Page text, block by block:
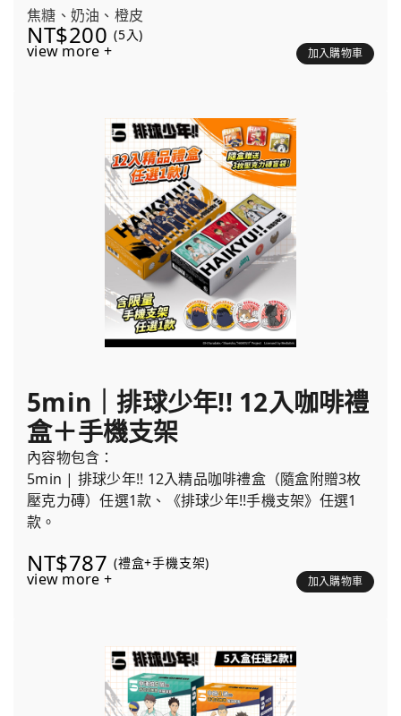
焦糖、奶油、橙皮
NT$200 (5入)
view more + 加入購物車
5min｜排球少年!! 12入咖啡禮
盒＋手機支架
內容物包含：
5min | 排球少年!! 12入精品咖啡禮盒（隨盒附贈3枚
壓克力磚）任選1款、《排球少年!!手機支架》任選1
款。
NT$787 (禮盒+手機支架)
view more + 加入購物車